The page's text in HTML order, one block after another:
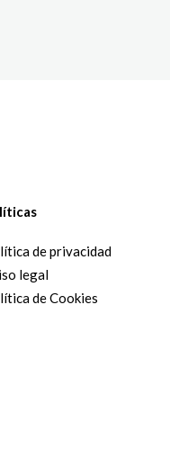
de privacidad
legal
de Cookies